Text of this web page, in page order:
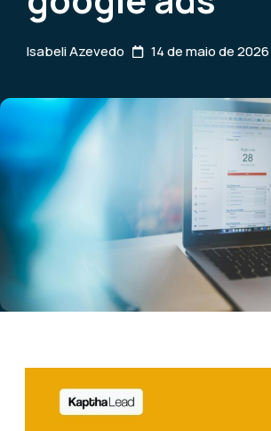
Isabeli Azevedo 14 de maio de 2026